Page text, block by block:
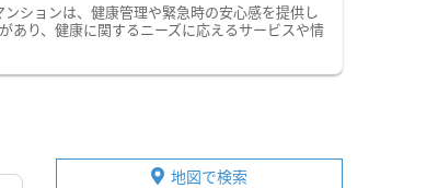
ションは、健康管理や緊急時の安心感を提供し
あり、健康に関するニーズに応えるサービスや情
地図で検索